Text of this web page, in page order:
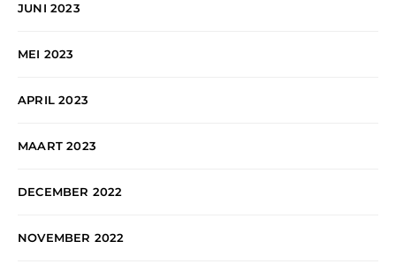
JUNI 2023
MEI 2023
APRIL 2023
MAART 2023
DECEMBER 2022
NOVEMBER 2022